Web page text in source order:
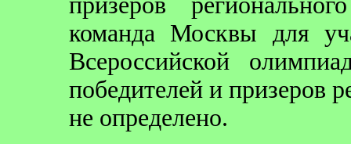
команда Москвы для
Всероссийской
победителей и призеров
не определено.